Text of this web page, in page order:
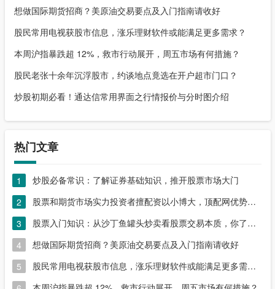
想做国际期货招商？美原油交易要点及入门指南请收好
股民常用电视获股市信息，涨乐理财软件或能满足更多需求？
本周沪指暴跌超 12%，救市行动展开，周五市场有何措施？
股民老张十余年沉浮股市，约谈地点竟选在开户超市门口？
炒股初期必看！通达信常用界面之行情报价与分时图介绍
热门文章
1
炒股必备常识：了解证券基础知识，推开股票市场大门
2
股票和期货市场实力投资者擅配资以小博大，顶配网优势尽显
3
股票入门知识：从沙丁鱼罐头炒卖看股票交易本质，你了解吗？
4
想做国际期货招商？美原油交易要点及入门指南请收好
5
股民常用电视获股市信息，涨乐理财软件或能满足更多需求？